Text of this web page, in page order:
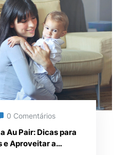
0 Comentários
Au Pair: Dicas para
e Aproveitar a